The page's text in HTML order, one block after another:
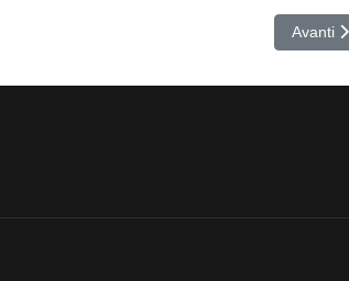
– Nuova minaccia per la sicurezza digitale
Articolo
Avanti